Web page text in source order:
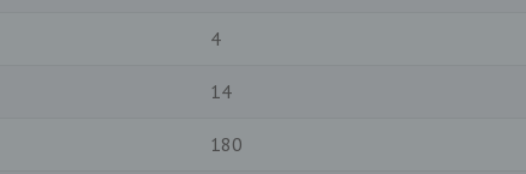
4
14
180